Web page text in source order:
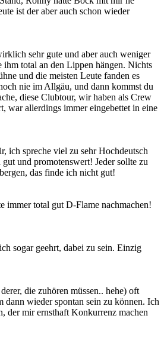
ist der aber auch schon wieder
sehr gute und aber auch weniger
ihm total an den Lippen hängen. Nichts
und die meisten Leute fanden es
nie im Allgäu, und dann kommst du
diese Clubtour, wir haben als Crew
war allerdings immer eingebettet in eine
ich spreche viel zu sehr Hochdeutsch
und promotenswert! Jeder sollte zu
das finde ich nicht gut!
immer total gut D-Flame nachmachen!
sogar geehrt, dabei zu sein. Einzig
die zuhören müssen.. hehe) oft
dann wieder spontan sein zu können. Ich
der mir ernsthaft Konkurrenz machen